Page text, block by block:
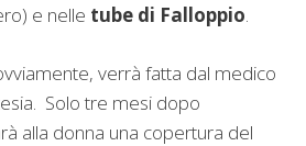
e nelle tube di Falloppio.
verrà fatta dal medico
Solo tre mesi dopo
alla donna una copertura del